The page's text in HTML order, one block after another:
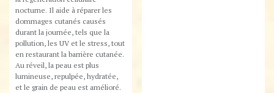
nocturne. Il aide à réparer les
dommages cutanés causés
durant la journée, tels que la
pollution, les UV et le stress, tout
en restaurant la barrière cutanée.
Au réveil, la peau est plus
lumineuse, repulpée, hydratée,
et le grain de peau est amélioré.